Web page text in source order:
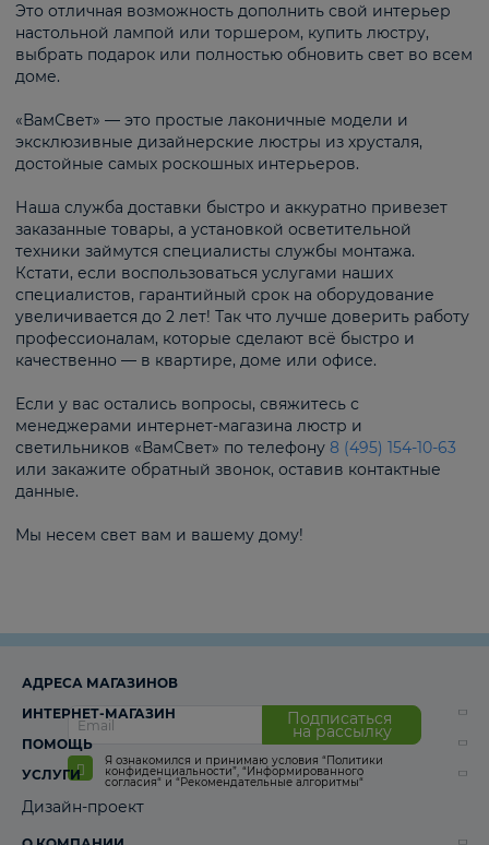
Это отличная возможность дополнить свой интерьер
настольной лампой или торшером, купить люстру,
выбрать подарок или полностью обновить свет во всем
доме.
«ВамСвет» — это простые лаконичные модели и
эксклюзивные дизайнерские люстры из хрусталя,
достойные самых роскошных интерьеров.
Наша служба доставки быстро и аккуратно привезет
заказанные товары, а установкой осветительной
техники займутся специалисты службы монтажа.
Кстати, если воспользоваться услугами наших
специалистов, гарантийный срок на оборудование
увеличивается до 2 лет! Так что лучше доверить работу
профессионалам, которые сделают всё быстро и
качественно — в квартире, доме или офисе.
Если у вас остались вопросы, свяжитесь с
менеджерами интернет-магазина люстр и
светильников «ВамСвет» по телефону 8 (495) 154-10-63
или закажите обратный звонок, оставив контактные
данные.
Мы несем свет вам и вашему дому!
Подписаться
на рассылку
Я ознакомился и принимаю условия “Политики
конфиденциальности”, “Информированного
согласия“ и “Рекомендательные алгоритмы“
АДРЕСА МАГАЗИНОВ
ИНТЕРНЕТ-МАГАЗИН
ПОМОЩЬ
УСЛУГИ
Дизайн-проект